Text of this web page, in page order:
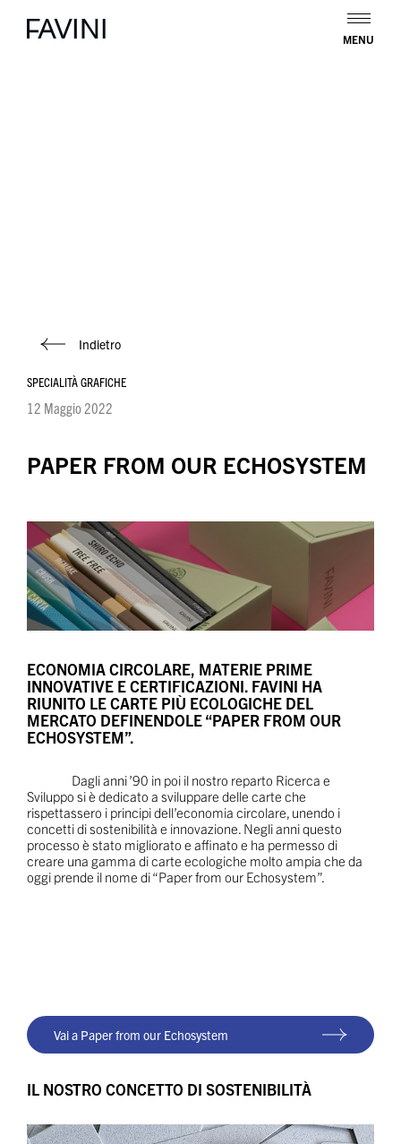
MENU
Indietro
SPECIALITÀ GRAFICHE
12 Maggio 2022
PAPER FROM OUR ECHOSYSTEM
ECONOMIA CIRCOLARE, MATERIE PRIME
INNOVATIVE E CERTIFICAZIONI. FAVINI HA
RIUNITO LE CARTE PIÙ ECOLOGICHE DEL
MERCATO DEFINENDOLE “PAPER FROM OUR
ECHOSYSTEM”.
Dagli anni ’90 in poi il nostro reparto Ricerca e
Sviluppo si è dedicato a sviluppare delle carte che
rispettassero i principi dell’economia circolare, unendo i
concetti di sostenibilità e innovazione. Negli anni questo
processo è stato migliorato e affinato e ha permesso di
creare una gamma di carte ecologiche molto ampia che da
oggi prende il nome di “Paper from our Echosystem”.
Vai a Paper from our Echosystem
IL NOSTRO CONCETTO DI SOSTENIBILITÀ